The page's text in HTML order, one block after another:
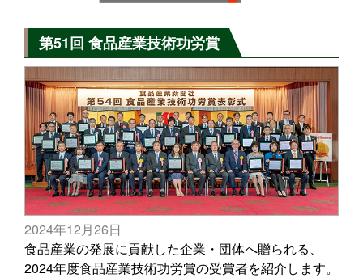
第51回 食品産業技術功労賞
2024年12月26日
食品産業の発展に貢献した企業・団体へ贈られる、
2024年度食品産業技術功労賞の受賞者を紹介します。